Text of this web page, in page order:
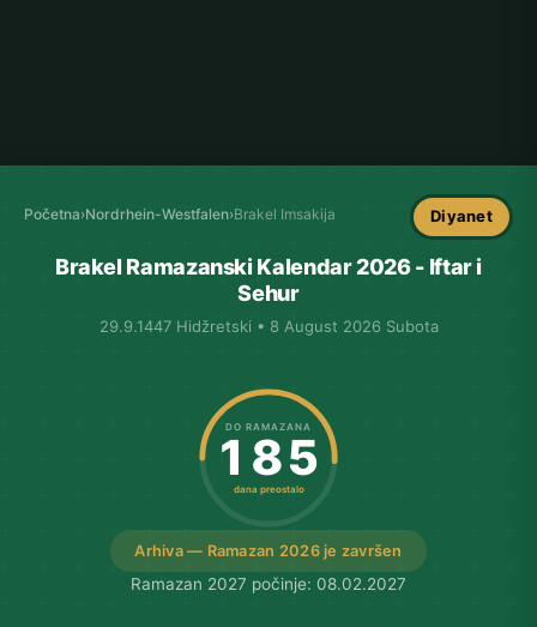
Početna›Nordrhein-Westfalen›Brakel Imsakija Diyanet
Brakel Ramazanski Kalendar 2026 - Iftar i
Sehur
29.9.1447 Hidžretski • 8 August 2026 Subota
Arhiva — Ramazan 2026 je završen
DO RAMAZANA
185
dana preostalo
Ramazan 2027 počinje: 08.02.2027